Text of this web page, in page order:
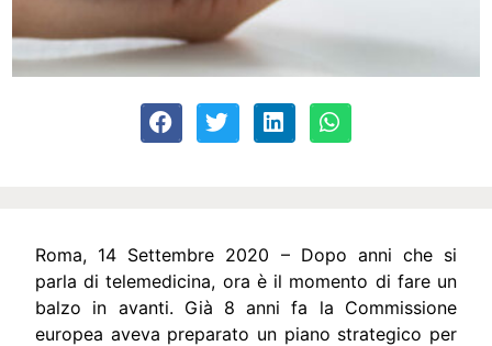
Roma, 14 Settembre 2020 – Dopo anni che si
parla di telemedicina, ora è il momento di fare un
balzo in avanti. Già 8 anni fa la Commissione
europea aveva preparato un piano strategico per